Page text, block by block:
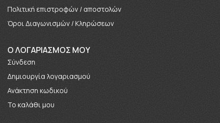
Πολιτική επιστροφών / αποστολών
Όροι Διαγωνισμών / Κληρώσεων
O ΛΟΓΑΡΙΑΣΜΟΣ ΜΟΥ
Σύνδεση
Δημιουργία λογαριασμού
Ανάκτηση κωδικού
Το καλάθι μου